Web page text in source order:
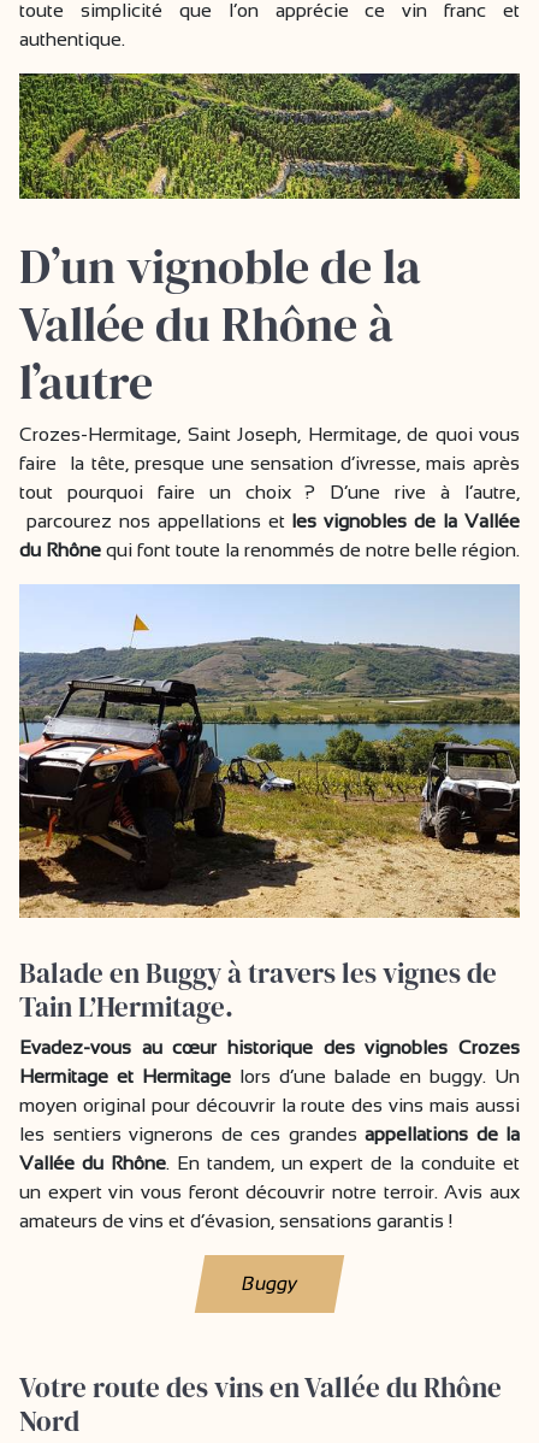
toute simplicité que l’on apprécie ce vin franc et
authentique.
D’un vignoble de la
Vallée du Rhône à
l’autre
Crozes-Hermitage, Saint Joseph, Hermitage, de quoi vous
faire la tête, presque une sensation d’ivresse, mais après
tout pourquoi faire un choix ? D’une rive à l’autre,
parcourez nos appellations et les vignobles de la Vallée
du Rhône qui font toute la renommés de notre belle région.
Balade en Buggy à travers les vignes de
Tain L’Hermitage.
Evadez-vous au cœur historique des vignobles Crozes
Hermitage et Hermitage lors d’une balade en buggy. Un
moyen original pour découvrir la route des vins mais aussi
les sentiers vignerons de ces grandes appellations de la
Vallée du Rhône. En tandem, un expert de la conduite et
un expert vin vous feront découvrir notre terroir. Avis aux
amateurs de vins et d’évasion, sensations garantis !
Buggy
Votre route des vins en Vallée du Rhône
Nord